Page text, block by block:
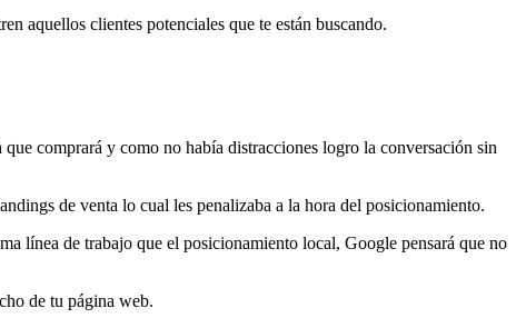
aquellos clientes potenciales que te están buscando.
comprará y como no había distracciones logro la conversación sin
de venta lo cual les penalizaba a la hora del posicionamiento.
línea de trabajo que el posicionamiento local, Google pensará que no
de tu página web.